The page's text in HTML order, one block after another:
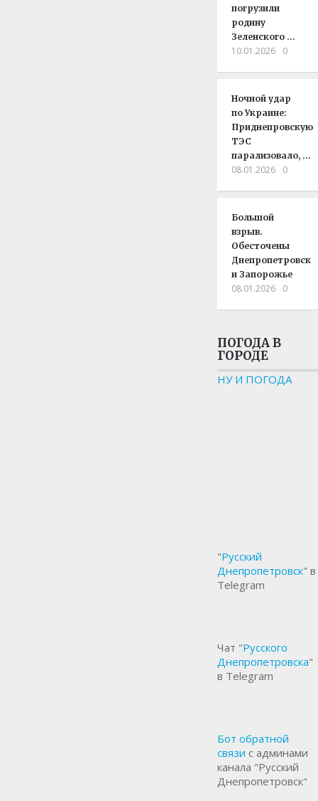
погрузили
родину
Зеленского …
10.01.2026 0
Ночной удар
по Украине:
Приднепровскую
ТЭС
парализовало, …
08.01.2026 0
Большой
взрыв.
Обесточены
Днепропетровск
и Запорожье
08.01.2026 0
ПОГОДА В
ГОРОДЕ
НУ И ПОГОДА
"Русский
Днепропетровск" в
Telegram
Чат "Русского
Днепропетровска"
в Telegram
Бот обратной
связи с админами
канала "Русский
Днепропетровск"